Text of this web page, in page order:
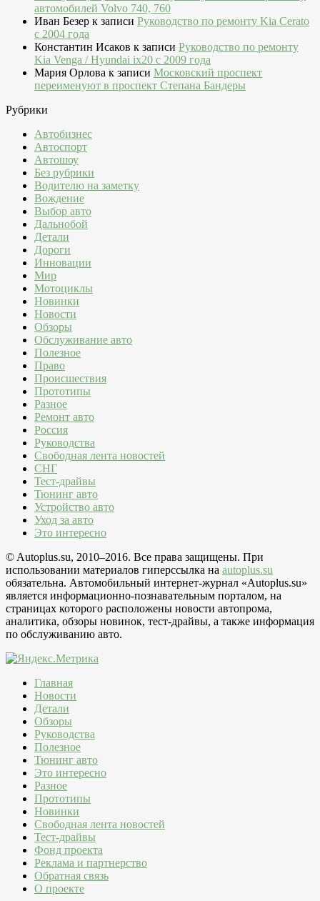
автомобилей Volvo 740, 760
Иван Безер к записи Руководство по ремонту Kia Cerato
c 2004 года
Константин Исаков к записи Руководство по ремонту
Kia Venga / Hyundai ix20 c 2009 года
Мария Орлова к записи Московский проспект
переименуют в проспект Степана Бандеры
Рубрики
Автобизнес
Автоспорт
Автошоу
Без рубрики
Водителю на заметку
Вождение
Выбор авто
Дальнобой
Детали
Дороги
Инновации
Мир
Мотоциклы
Новинки
Новости
Обзоры
Обслуживание авто
Полезное
Право
Происшествия
Прототипы
Разное
Ремонт авто
Россия
Руководства
Свободная лента новостей
СНГ
Тест-драйвы
Тюнинг авто
Устройство авто
Уход за авто
Это интересно
© Autoplus.su, 2010–2016. Все права защищены. При
использовании материалов гиперссылка на autoplus.su
обязательна. Автомобильный интернет-журнал «Autoplus.su»
является информационно-познавательным порталом, на
страницах которого расположены новости автопрома,
аналитика, обзоры новинок, тест-драйвы, а также информация
по обслуживанию авто.
Главная
Новости
Детали
Обзоры
Руководства
Полезное
Тюнинг авто
Это интересно
Разное
Прототипы
Новинки
Свободная лента новостей
Тест-драйвы
Фонд проекта
Реклама и партнерство
Обратная связь
О проекте